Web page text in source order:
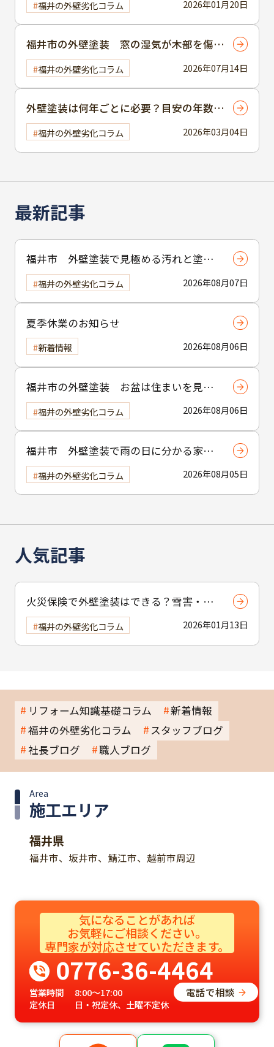
最新記事
福井市 外壁塗装で見極める汚れと塗装
の目安
2026年08月07日
福井の外壁劣化コラム
夏季休業のお知らせ
2026年08月06日
新着情報
福井市の外壁塗装 お盆は住まいを見直
す絶好の機会
2026年08月06日
福井の外壁劣化コラム
福井市 外壁塗装で雨の日に分かる家の
異変
2026年08月05日
福井の外壁劣化コラム
人気記事
火災保険で外壁塗装はできる？雪害・風
害の適用条件【福井市】
2026年01月13日
福井の外壁劣化コラム
2026年01月20日
福井の外壁劣化コラム
2026年07月14日
福井市の外壁塗装 窓の湿気が木部を傷め
る理由
福井の外壁劣化コラム
2026年03月04日
外壁塗装は何年ごとに必要？目安の年数と
劣化サインをプロが解説
福井の外壁劣化コラム
リフォーム知識基礎コラム
新着情報
福井の外壁劣化コラム
スタッフブログ
社長ブログ
職人ブログ
施工エリア
Area
福井県
福井市、坂井市、鯖江市、越前市周辺
気になることがあれば
お気軽にご相談ください。​
専門家が対応させていただきます。​
0776-36-4464
営業時間
8:00～17:00
定休日
日・祝定休、土曜不定休
電話で相談